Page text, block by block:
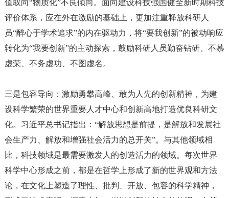
值取向“物质化”不良倾向。面向建设科技强国健全新时期科技
评价体系，应在外在激励的基础上，更加注重释放科研人
员“醉心于学术追求”的内在驱动力，将“要我创新”的被动响应
转化为“我要创新”的主动探索，鼓励科研人员勤奋钻研、不慕
虚荣、不务虚功、不图虚名。
三是包容导向：激励勇攀高峰、敢为人先的创新精神，为建
设科学繁荣的世界重要人才中心和创新高地打造优良科研文
化。习近平总书记指出： “解放思想是前提，是解放和发展社
会生产力、解放和增强社会活力的总开关”。与其他领域相
比，科技领域是最需要激发人的创造活力的领域。每次世界
科学中心形成之前，都是在哲学上形成了新的世界观和方法
论，在文化上塑造了理性、批判、开放、包容的科学精神，